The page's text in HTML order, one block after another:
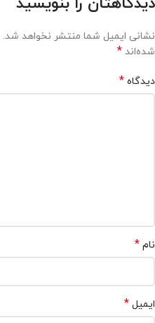
نشانی ایمیل شما منتشر نخواهد شد.
شده‌اند *
دیدگاه *
نام *
ایمیل *